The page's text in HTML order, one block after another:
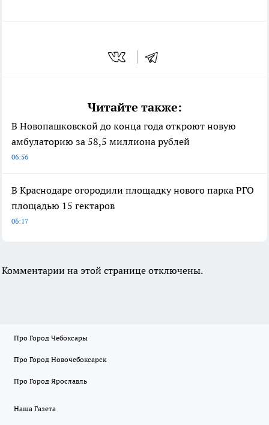
Читайте также:
В Новопашковской до конца года откроют новую
амбулаторию за 58,5 миллиона рублей
06:56
В Краснодаре огородили площадку нового парка РГО
площадью 15 гектаров
06:17
Комментарии на этой странице отключены.
Про Город Чебоксары
Про Город Новочебоксарск
Про Город Ярославль
Наша Газета